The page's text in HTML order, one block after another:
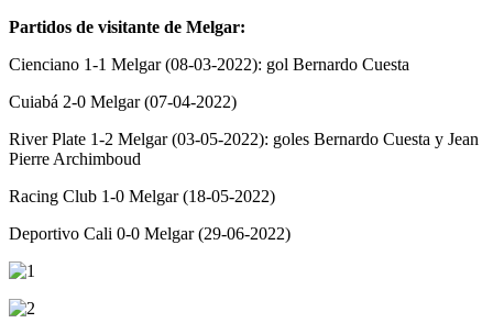
Partidos de visitante de Melgar:
Cienciano 1-1 Melgar (08-03-2022): gol Bernardo Cuesta
Cuiabá 2-0 Melgar (07-04-2022)
River Plate 1-2 Melgar (03-05-2022): goles Bernardo Cuesta y Jean
Pierre Archimboud
Racing Club 1-0 Melgar (18-05-2022)
Deportivo Cali 0-0 Melgar (29-06-2022)